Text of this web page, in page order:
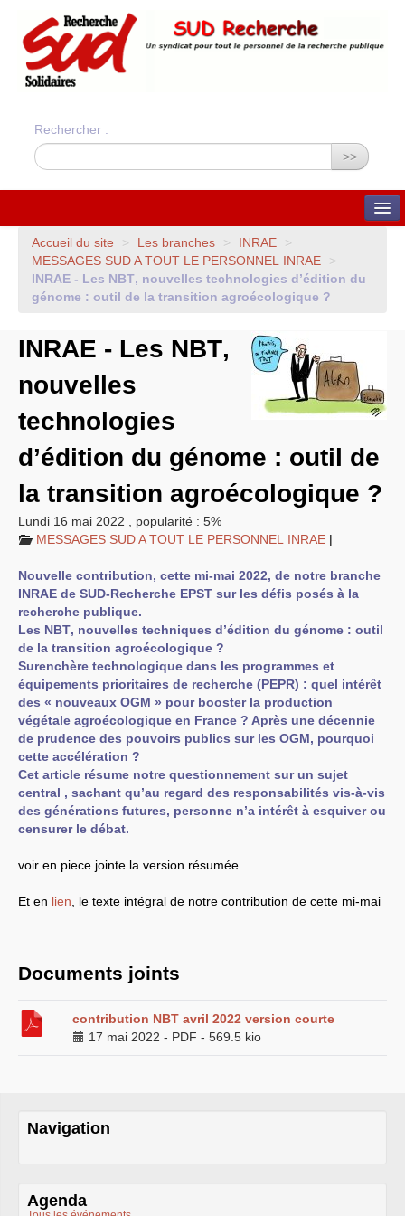
Rechercher :
>>
QUI SOMMES-NOUS ?
Nos valeurs
Statuts du syndicat
Statuts et charte
Orientations du syndicat
Union Syndicale
ADHÉSION ET CONTACTS
EXPRESSIONS SUD-RECH
Année 2026
Année 2025
Année 2023
Motions d’actualité du
congrès 2023 à Sète
Année 2022
Année 2021
Année 2019
Année 2018
Année 2017
Année 2016
Année 2015
année 2014
Année 2013
Année 2012
année 2011
Année 2010
Année 2009
Année 2008
Année 2007
Année 2006
Année 2005
Année 2004
Année 2003
LES BRANCHES
Archives diverses
Affaires en cours ou pour
DGG
Evaluation des Ingénieurs
SIRHUS - Dossier
Suppléments familial de
Archives
Accueil du site > Les branches > INRAE
>
MESSAGES SUDATOUT LE PERSONNEL INRAE
>
INRAE - Les NBT, nouvelles technologies d’édition du
génome : outil de la transition agroécologique ?
INRAE - Les NBT,
nouvelles
technologies
d’édition du génome : outil de
la transition agroécologique ?
Lundi 16 mai 2022
popularité : 5%
MESSAGES SUDATOUT LE PERSONNEL INRAE |
Nouvelle contribution, cette mi-mai 2022, de notre branche
INRAE de SUD-Recherche EPST sur les défis posés à la
recherche publique.
Les NBT, nouvelles techniques d’édition du génome : outil
de la transition agroécologique ?
Surenchère technologique dans les programmes et
équipements prioritaires de recherche (PEPR) : quel intérêt
des « nouveaux OGM » pour booster la production
végétale agroécologique en France ? Après une décennie
de prudence des pouvoirs publics sur les OGM, pourquoi
cette accélération ?
Cet article résume notre questionnement sur un sujet
central , sachant qu’au regard des responsabilités vis-à-vis
des générations futures, personne n’a intérêt à esquiver ou
censurer le débat.
voir en piece jointe la version résumée
Et en lien , le texte intégral de notre contribution de cette mi-mai
Documents joints
contribution NBT avril 2022 version courte
17 mai 2022 - PDF - 569.5 kio
Navigation
Agenda